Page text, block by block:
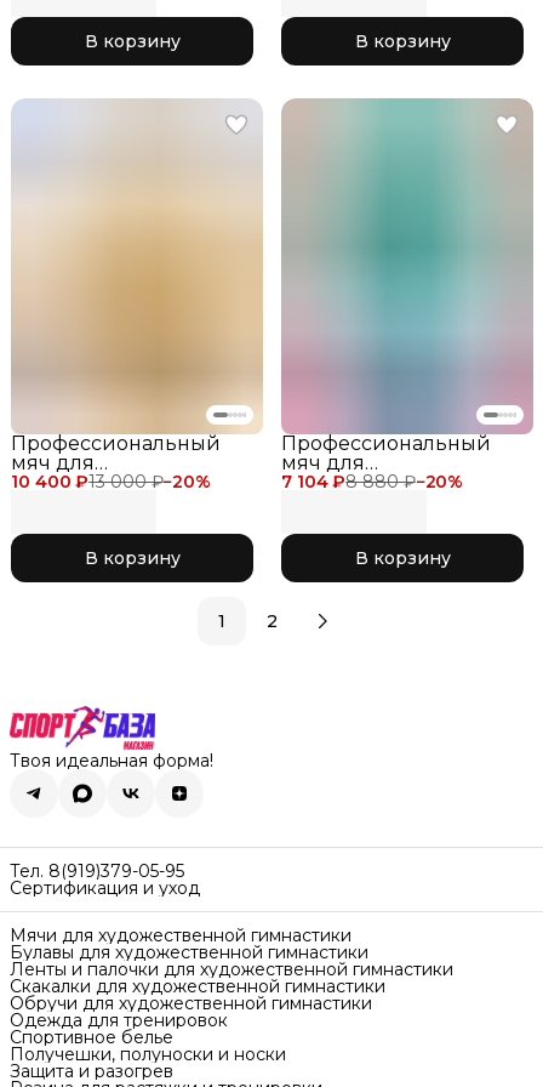
В корзину
красный 656 Grenadine
В корзину
10 400 ₽13 000 ₽−20%
Профессиональный
мяч для
художественной
соревнований,
диаметр 18.5 см, цвет
золото с блеском 599
В корзину
7 104 ₽8 880 ₽−20%
Профессиональный
мяч для
художественной
соревнований, цвет
мятный Ice Mint
В корзину
1 2
Твоя идеальная форма!
Тел. 8(919)379-05-95
Сертификация и уход
Мячи для художественной гимнастики
Булавы для художественной гимнастики
Ленты и палочки для художественной гимнастики
Скакалки для художественной гимнастики
Обручи для художественной гимнастики
Одежда для тренировок
Спортивное белье
Получешки, полуноски и носки
Защита и разогрев